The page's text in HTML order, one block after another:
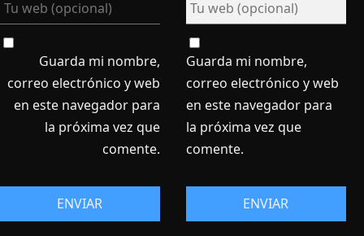
Guarda mi nombre,
correo electrónico y web
en este navegador para
la próxima vez que
comente.
Guarda mi nombre,
correo electrónico y web
en este navegador para
la próxima vez que
comente.